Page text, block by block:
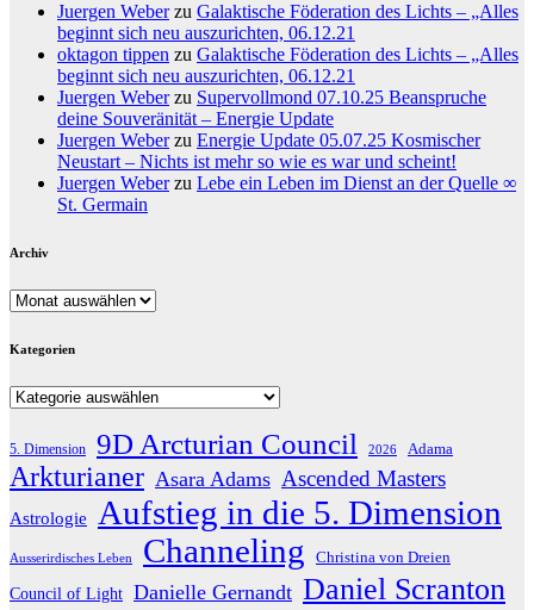
Juergen Weberzu Galaktische Föderation des Lichts – „Alles
beginnt sich neu auszurichten, 06.12.21
oktagon tippen zu Galaktische Föderation des Lichts – „Alles
beginnt sich neu auszurichten, 06.12.21
Juergen Weberzu Supervollmond 07.10.25 Beanspruche
deine Souveränität – Energie Update
Juergen Weberzu Energie Update 05.07.25 Kosmischer
Neustart – Nichts ist mehr so wie es war und scheint!
Juergen Weberzu Lebe ein Leben im Dienst an der Quelle ∞
St. Germain
Archiv
Archiv
Kategorien
Kategorien
5. Dimension 9D Arcturian Council 2026 Adama
Arkturianer Asara Adams Ascended Masters
Astrologie Aufstieg in die 5. Dimension
Ausserirdisches Leben Channeling Christina von Dreien
Council of Light Danielle Gernandt Daniel Scranton